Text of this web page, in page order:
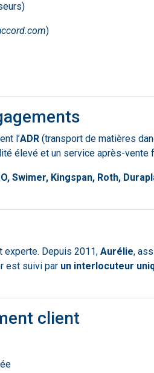
)
l’ADR (transport de matières
élevé et un service après-vente
Swimer, Kingspan, Roth,
experte. Depuis 2011, Aurélie,
est suivi par un interlocuteur
client